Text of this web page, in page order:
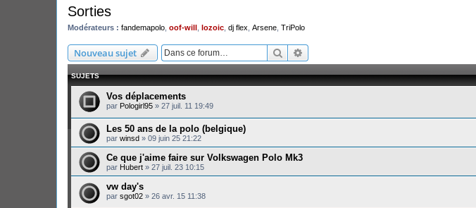
Sorties
Modérateurs : fandemapolo oof-will lozoic dj flex Arsene TriPolo
Nouveau sujet Rechercher
SUJETS
Vos déplacements
par Pologirl95 » 27 juil. 11 19:49
Les 50 ans de la polo (belgique)
par winsd » 09 juin 25 21:22
Ce que j'aime faire sur Volkswagen Polo Mk3
par Hubert » 27 juil. 23 10:15
vw day's
par sgot02 » 26 avr. 15 11:38